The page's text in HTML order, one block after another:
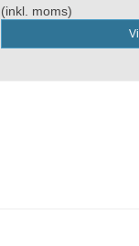
(inkl. moms)